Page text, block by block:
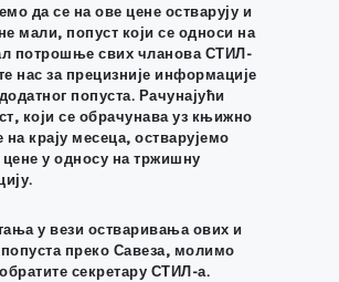
да се на ове цене остварују и
мали, попуст који се односи на
потрошње свих чланова СТИЛ-
нас за прецизније информације
попуста. Рачунајући
који се обрачунава уз књижно
крају месеца, остварујемо
у односу на тржишну
у вези остваривања ових и
преко Савеза, молимо
секретару СТИЛ-а.